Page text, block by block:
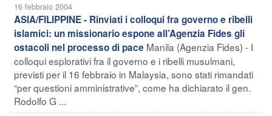
16 febbraio 2004
ASIA/FILIPPINE - Rinviati i colloqui fra governo e ribelli
islamici: un missionario espone all’Agenzia Fides gli
ostacoli nel processo di pace Manila (Agenzia Fides) - I
colloqui esplorativi fra il governo e i ribelli musulmani,
previsti per il 16 febbraio in Malaysia, sono stati rimandati
“per questioni amministrative”, come ha dichiarato il gen.
Rodolfo G ...